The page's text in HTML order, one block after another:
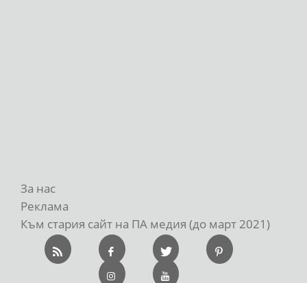
За нас
Реклама
Към стария сайт на ПА медия (до март 2021)